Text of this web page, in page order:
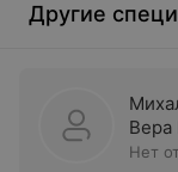
Другие
Вера
Нет